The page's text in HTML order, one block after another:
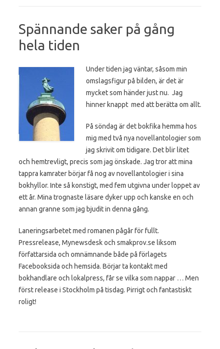
Spännande saker på gång
hela tiden
Under tiden jag väntar, såsom min
omslagsfigur på bilden, är det är
mycket som händer just nu. Jag
hinner knappt med att berätta om allt.
På söndag är det bokfika hemma hos
mig med två nya novellantologier som
jag skrivit om tidigare. Det blir litet
och hemtrevligt, precis som jag önskade. Jag tror att mina
tappra kamrater börjar få nog av novellantologier i sina
bokhyllor. Inte så konstigt, med fem utgivna under loppet av
ett år. Mina trognaste läsare dyker upp och kanske en och
annan granne som jag bjudit in denna gång.
Laneringsarbetet med romanen pågår för fullt.
Pressrelease, Mynewsdesk och smakprov.se liksom
författarsida och omnämnande både på förlagets
Facebooksida och hemsida. Börjar ta kontakt med
bokhandlare och lokalpress, får se vilka som nappar … Men
först release i Stockholm på tisdag. Pirrigt och fantastiskt
roligt!